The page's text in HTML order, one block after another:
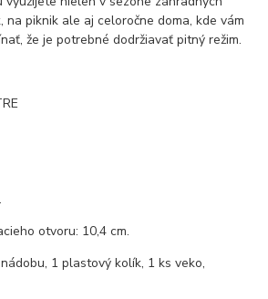
na piknik ale aj celoročne doma, kde vám
že je potrebné dodržiavať pitný režim.
otvoru: 10,4 cm.
1 plastový kolík, 1 ks veko,